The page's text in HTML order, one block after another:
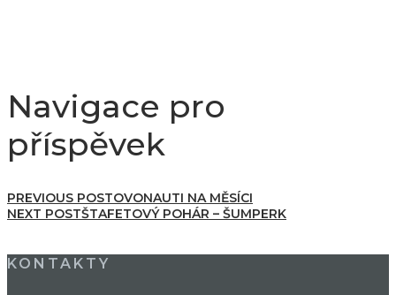
Navigace pro
příspěvek
PREVIOUS POSTOVONAUTI NA MĚSÍCI
NEXT POSTŠTAFETOVÝ POHÁR – ŠUMPERK
KONTAKTY